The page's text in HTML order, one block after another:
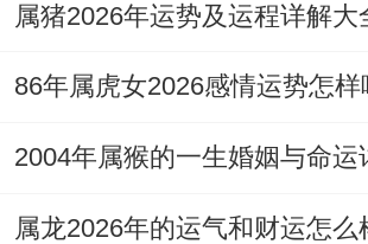
财，代表着通过非传统、创新
财富的机遇大增，尤其在投资
劫」的力量，这便构成了「比
属猪2026年运势及运程详解大
86年属虎女2026感情运势怎样
2004年属猴的一生婚姻与命运
属龙2026年的运气和财运怎么